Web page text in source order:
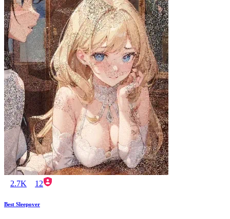
2.7K 12
Best Sleepover